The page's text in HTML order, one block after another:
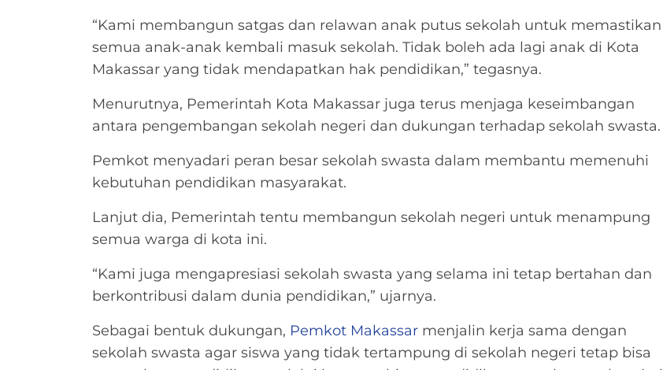
“Kami membangun satgas dan relawan anak putus sekolah untuk memastikan
semua anak-anak kembali masuk sekolah. Tidak boleh ada lagi anak di Kota
Makassar yang tidak mendapatkan hak pendidikan,” tegasnya.
Menurutnya, Pemerintah Kota Makassar juga terus menjaga keseimbangan
antara pengembangan sekolah negeri dan dukungan terhadap sekolah swasta.
Pemkot menyadari peran besar sekolah swasta dalam membantu memenuhi
kebutuhan pendidikan masyarakat.
Lanjut dia, Pemerintah tentu membangun sekolah negeri untuk menampung
semua warga di kota ini.
“Kami juga mengapresiasi sekolah swasta yang selama ini tetap bertahan dan
berkontribusi dalam dunia pendidikan,” ujarnya.
Sebagai bentuk dukungan, Pemkot Makassar menjalin kerja sama dengan
sekolah swasta agar siswa yang tidak tertampung di sekolah negeri tetap bisa